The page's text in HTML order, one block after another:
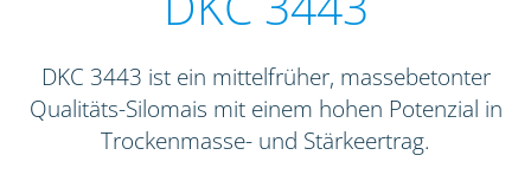
DKC 3443 ist ein mittelfrüher, massebetonter
Qualitäts-Silomais mit einem hohen Potenzial in
Trockenmasse- und Stärkeertrag.